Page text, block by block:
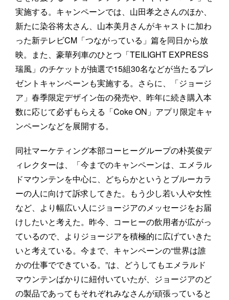
実施する。キャンペーンでは、山田孝之さんのほか、
新たに染谷将太さん、山本美月さんがキャストに加わ
った新テレビCM「つながっている」篇を同日から放
映。また、豪華列車のひとつ「TEILIGHT EXPRESS
瑞風」のチケットが抽選で15組30名などが当たるプレ
ゼントキャンペーンも実施する。さらに、「ジョージ
ア」春季限定デザイン缶の発売や、昨年に続き購入本
数に応じて必ずもらえる「Coke ON」アプリ限定キャ
ンペーンなどを展開する。
同社マーケティング本部コーヒーグループの朴英俊デ
ィレクターは、「今までのキャンペーンは、エメラル
ドマウンテンを中心に、どちらかというとブルーカラ
ーの人に向けて訴求してきた。もう少し若い人や女性
など、より幅広い人にジョージアのメッセージをお届
けしたいと考えた。昨今、コーヒーの飲用者が広がっ
ているので、よりジョージアを積極的に広げていきた
いと考えている。今まで、キャンペーンの“世界は誰
かの仕事でできている。”は、どうしてもエメラルド
マウンテンばかりに紐付いていたが、ジョージアのど
の製品であってもそれぞれみなさんが頑張っていると